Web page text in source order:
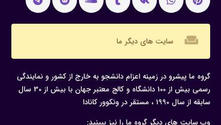
weekend سایت های دیگر ما
گروه ما پیشرو در زمینه اعزام دانشجو به خارج از کشور و نمایندگی
رسمی بیش از 100 دانشگاه و کالج معتبر جهان با بیش از 30 سال
سابقه از سال 1990 ، مستقر در ونکوور کانادا
وب سایت های دیگر گروه ما را نیز ببینید: